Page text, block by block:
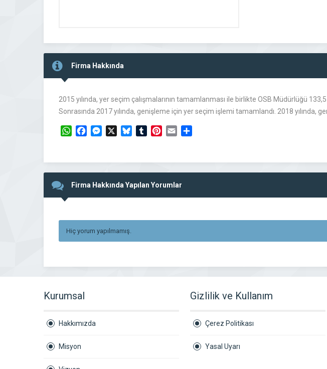
Firma Hakkında
2015 yılında, yer seçim çalışmalarının tamamlanması ile birlikte OSB Müdürlüğü
Sonrasında 2017 yılında, genişleme için yer seçim işlemi tamamlandı. 2018
WhatsAppFacebookMessengerBlueskyTumblrPinterest
Email
Firma Hakkında Yapılan Yorumlar
Hiç yorum yapılmamış.
Kurumsal
Hakkımızda
Misyon
Gizlilik ve Kullanım
Çerez Politikası
Yasal Uyarı